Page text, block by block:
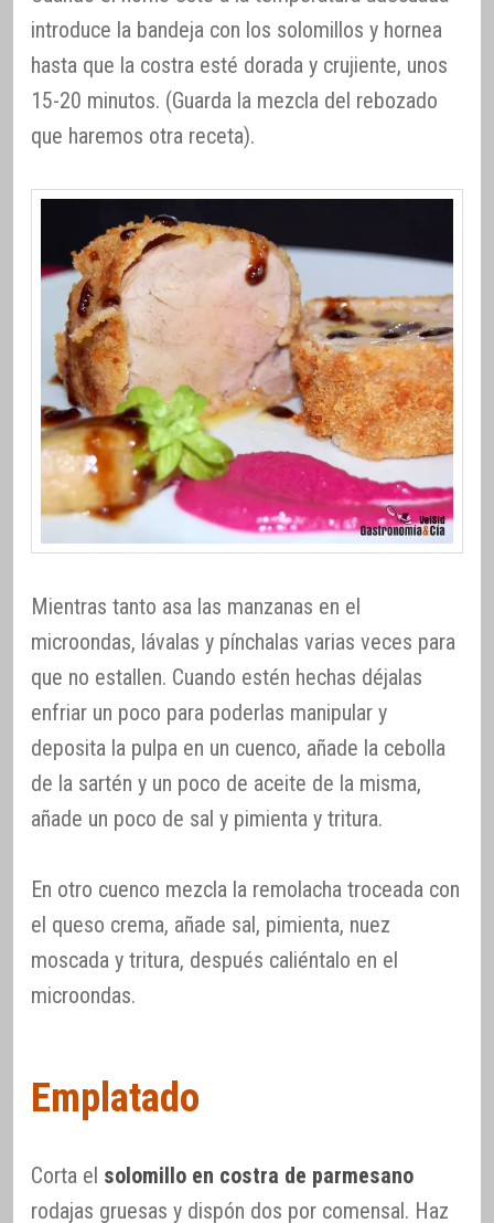
introduce la bandeja con los solomillos y hornea
hasta que la costra esté dorada y crujiente, unos
15-20 minutos. (Guarda la mezcla del rebozado
que haremos otra receta).
Mientras tanto asa las manzanas en el
microondas, lávalas y pínchalas varias veces para
que no estallen. Cuando estén hechas déjalas
enfriar un poco para poderlas manipular y
deposita la pulpa en un cuenco, añade la cebolla
de la sartén y un poco de aceite de la misma,
añade un poco de sal y pimienta y tritura.
En otro cuenco mezcla la remolacha troceada con
el queso crema, añade sal, pimienta, nuez
moscada y tritura, después caliéntalo en el
microondas.
Emplatado
Corta el solomillo en costra de parmesano
rodajas gruesas y dispón dos por comensal. Haz